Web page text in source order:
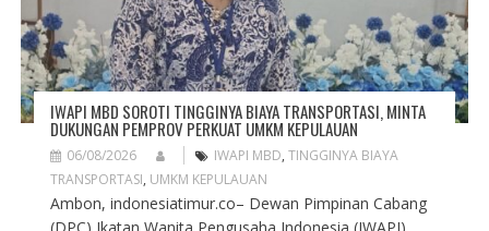
IWAPI MBD SOROTI TINGGINYA BIAYA TRANSPORTASI, MINTA
DUKUNGAN PEMPROV PERKUAT UMKM KEPULAUAN
06/08/2026 IWAPI MBD, TINGGINYA BIAYA
TRANSPORTASI, UMKM KEPULAUAN
Ambon, indonesiatimur.co– Dewan Pimpinan Cabang